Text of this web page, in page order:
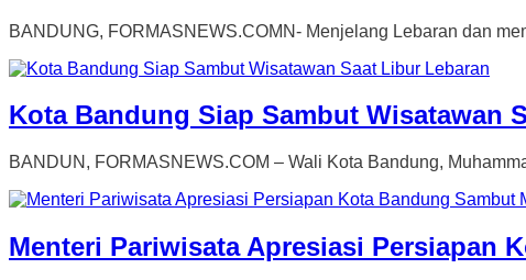
BANDUNG, FORMASNEWS.COMN- Menjelang Lebaran dan
Kota Bandung Siap Sambut Wisatawan
BANDUN, FORMASNEWS.COM – Wali Kota Bandung,
Menteri Pariwisata Apresiasi Persiapan